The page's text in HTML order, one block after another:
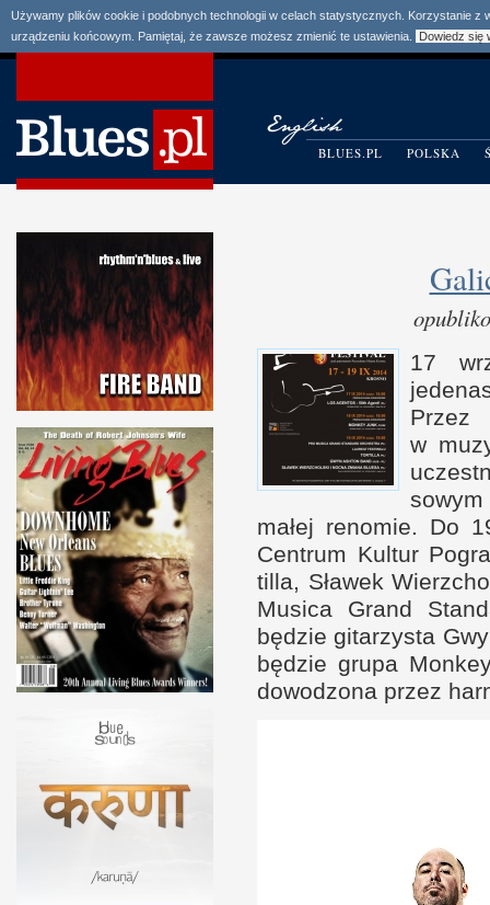
Używamy plików cookie i podobnych technologii w celach statystycznych. Korzystanie
urządzeniu końcowym. Pamiętaj, że zawsze możesz zmienić te ustawienia.
Dowiedz się
BLUES.PL POLSKA
17
Przez
w m
małej renomie. Do
Cen­trum Kul­tur
tilla, Sławek
Musica Grand
będzie gitarzysta
będzie grupa
dowodzona przez